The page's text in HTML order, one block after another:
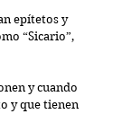
epítetos y
“Sicario”,
y cuando
y que tienen